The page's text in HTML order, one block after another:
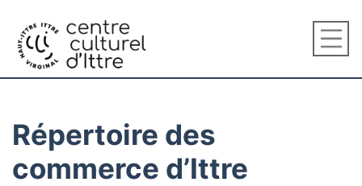
Répertoire des
commerce d’Ittre